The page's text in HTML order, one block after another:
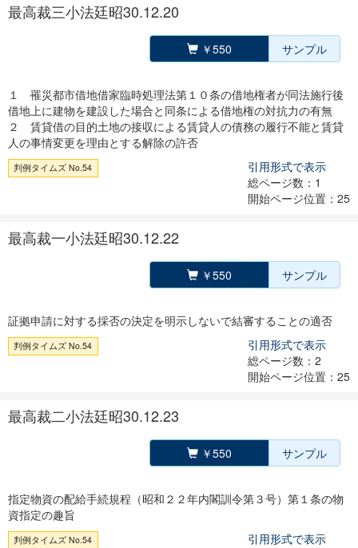
最高裁三小法廷昭30.12.20
￥550 サンプル
１ 罹災都市借地借家臨時処理法第１０条の借地権者が同法施行後
借地上に建物を建設した場合と同条による借地権の対抗力の有無
２ 賃貸借の目的土地の接収による賃貸人の債務の履行不能と賃貸
人の事情変更を理由とする解除の許否
判例タイムズ No.54
引用形式で表示
総ページ数：1
開始ページ位置：25
最高裁一小法廷昭30.12.22
￥550 サンプル
証拠申請に対する採否の決定を明示しないで結審することの適否
判例タイムズ No.54
引用形式で表示
総ページ数：2
開始ページ位置：25
最高裁二小法廷昭30.12.23
￥550 サンプル
指定物資の配給手続規程（昭和２２年内閣訓令第３号）第１条の物
資指定の趣旨
判例タイムズ No.54
引用形式で表示